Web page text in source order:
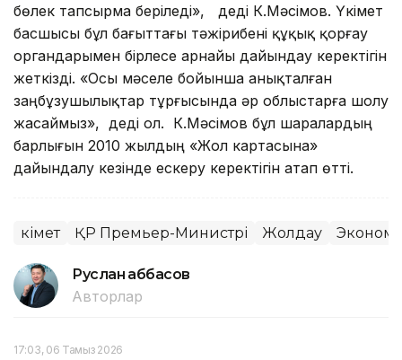
бөлек тапсырма беріледі», деді К.Мәсімов. Үкімет
басшысы бұл бағыттағы тәжірибені құқық қорғау
органдарымен бірлесе арнайы дайындау керектігін
жеткізді. «Осы мәселе бойынша анықталған
заңбұзушылықтар тұрғысында әр облыстарға шолу
жасаймыз», деді ол. К.Мәсімов бұл шаралардың
барлығын 2010 жылдың «Жол картасына»
дайындалу кезінде ескеру керектігін атап өтті.
Үкімет ҚР Премьер-Министрі Жолдау
Руслан Ғаббасов
Авторлар
17:03, 06 Тамыз 2026